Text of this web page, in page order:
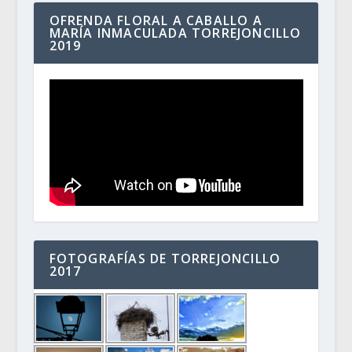
OFRENDA FLORAL A CABALLO A
MARÍA INMACULADA TORREJONCILLO
2019
FOTOGRAFÍAS DE TORREJONCILLO
2017